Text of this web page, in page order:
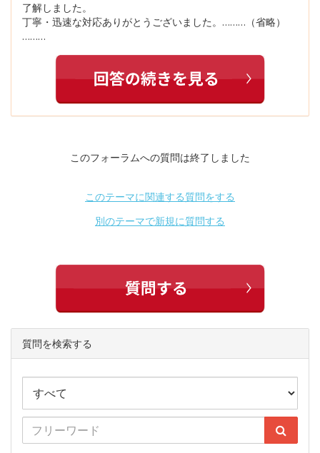
了解しました。
丁寧・迅速な対応ありがとうございました。………（省略）
………
このフォーラムへの質問は終了しました
このテーマに関連する質問をする
別のテーマで新規に質問する
質問を検索する